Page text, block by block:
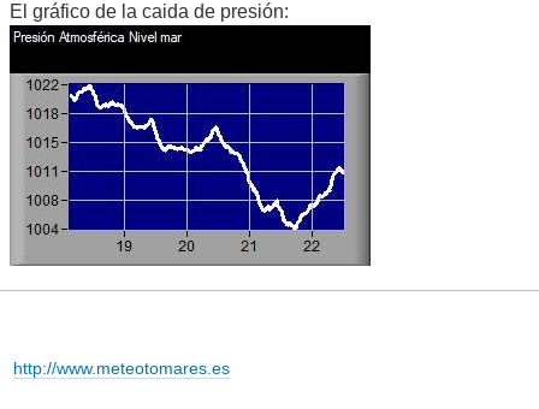
El gráfico de la caida de presión:
http://www.meteotomares.es